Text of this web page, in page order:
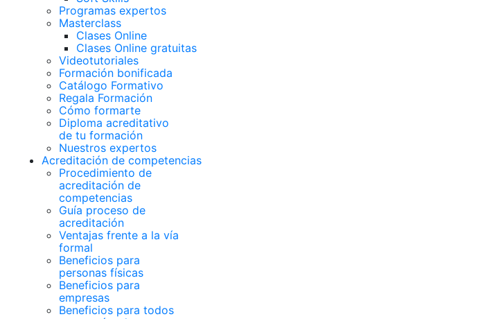
Programas expertos
Masterclass
Clases Online
Clases Online gratuitas
Videotutoriales
Formación bonificada
Catálogo Formativo
Regala Formación
Cómo formarte
Diploma acreditativo
de tu formación
Nuestros expertos
Acreditación de competencias
Procedimiento de
acreditación de
competencias
Guía proceso de
acreditación
Ventajas frente a la vía
formal
Beneficios para
personas físicas
Beneficios para
empresas
Beneficios para todos